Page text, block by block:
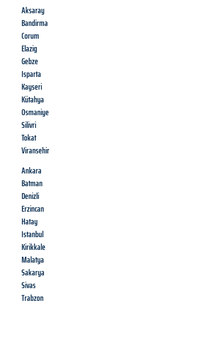
Aksaray
Bandirma
Corum
Elazig
Gebze
Isparta
Kayseri
Kütahya
Osmaniye
Silivri
Tokat
Viransehir
Ankara
Batman
Denizli
Erzincan
Hatay
Istanbul
Kirikkale
Malatya
Sakarya
Sivas
Trabzon